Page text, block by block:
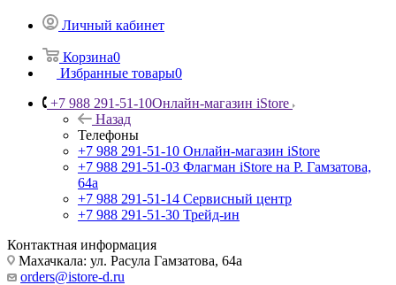
Личный кабинет
Корзина0
Избранные товары0
+7 988 291-51-10Онлайн-магазин iStore
Назад
Телефоны
+7 988 291-51-10 Онлайн-магазин iStore
+7 988 291-51-03 Флагман iStore на Р. Гамзатова,
64а
+7 988 291-51-14 Сервисный центр
+7 988 291-51-30 Трейд-ин
Контактная информация
Махачкала: ул. Расула Гамзатова, 64а
orders@istore-d.ru